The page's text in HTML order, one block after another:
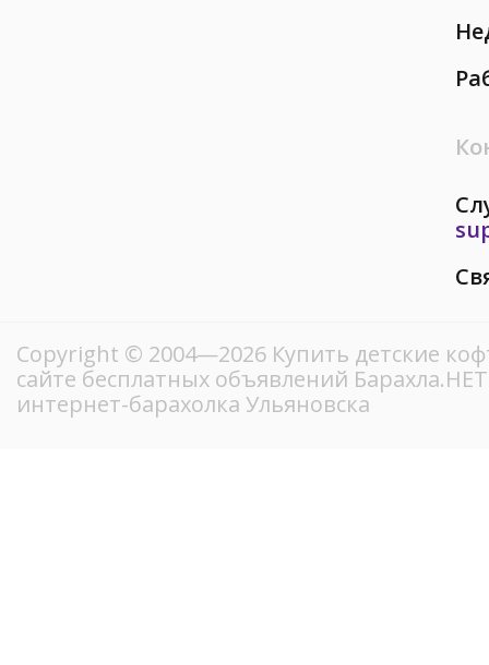
Copyright © 2004—2026 Купить детские
сайте бесплатных объявлений
интернет-барахолка Ульяновска